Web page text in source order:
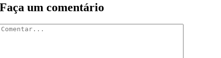
Faça um comentário